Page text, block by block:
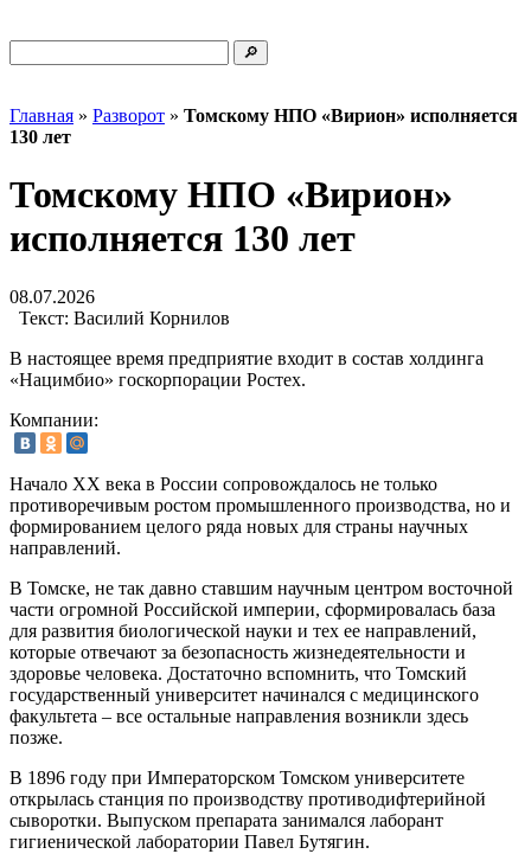
Главная » Разворот » Томскому НПО «Вирион» исполняется
130 лет
Томскому НПО «Вирион»
исполняется 130 лет
08.07.2026
Текст: Василий Корнилов
В настоящее время предприятие входит в состав холдинга
«Нацимбио» госкорпорации Ростех.
Компании:
Начало XX века в России сопровождалось не только
противоречивым ростом промышленного производства, но и
формированием целого ряда новых для страны научных
направлений.
В Томске, не так давно ставшим научным центром восточной
части огромной Российской империи, сформировалась база
для развития биологической науки и тех ее направлений,
которые отвечают за безопасность жизнедеятельности и
здоровье человека. Достаточно вспомнить, что Томский
государственный университет начинался с медицинского
факультета – все остальные направления возникли здесь
позже.
В 1896 году при Императорском Томском университете
открылась станция по производству противодифтерийной
сыворотки. Выпуском препарата занимался лаборант
гигиенической лаборатории Павел Бутягин.